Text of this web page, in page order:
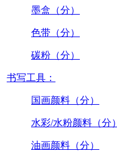
墨盒（分）
色带（分）
碳粉（分）
书写工具：
国画颜料（分）
水彩/水粉颜料（分）
油画颜料（分）